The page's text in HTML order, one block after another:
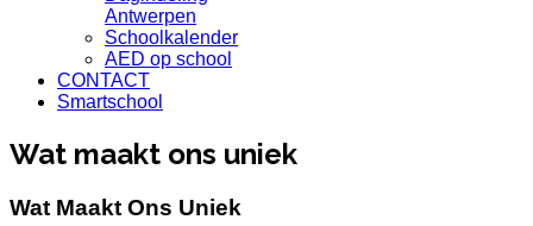
Antwerpen
Schoolkalender
AED op school
CONTACT
Smartschool
Wat maakt ons uniek
Wat Maakt Ons Uniek